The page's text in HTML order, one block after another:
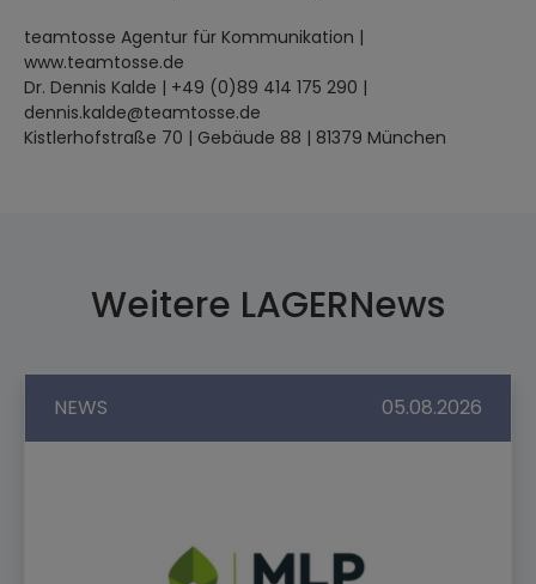
teamtosse Agentur für Kommunikation |
www.teamtosse.de
Dr. Dennis Kalde | +49 (0)89 414 175 290 |
dennis.kalde@teamtosse.de
Kistlerhofstraße 70 | Gebäude 88 | 81379 München
Weitere LAGERNews
NEWS 05.08.2026